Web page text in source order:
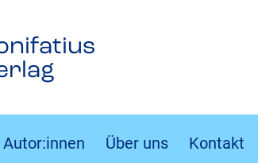
Autor:innen Über uns Kontakt